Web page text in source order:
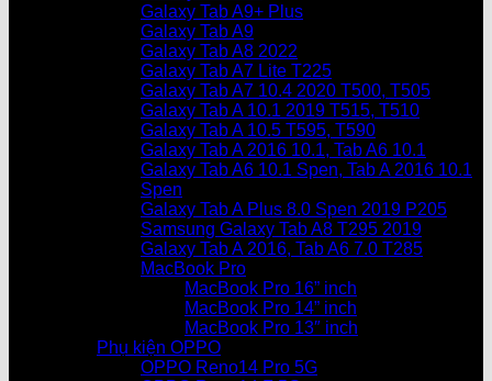
Galaxy Tab A9+ Plus
Galaxy Tab A9
Galaxy Tab A8 2022
Galaxy Tab A7 Lite T225
Galaxy Tab A7 10.4 2020 T500, T505
Galaxy Tab A 10.1 2019 T515, T510
Galaxy Tab A 10.5 T595, T590
Galaxy Tab A 2016 10.1, Tab A6 10.1
Galaxy Tab A6 10.1 Spen, Tab A 2016 10.1
Spen
Galaxy Tab A Plus 8.0 Spen 2019 P205
Samsung Galaxy Tab A8 T295 2019
Galaxy Tab A 2016, Tab A6 7.0 T285
MacBook Pro
MacBook Pro 16” inch
MacBook Pro 14” inch
MacBook Pro 13″ inch
Phụ kiện OPPO
OPPO Reno14 Pro 5G